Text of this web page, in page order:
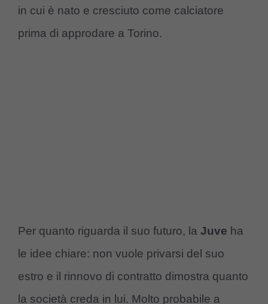
in cui è nato e cresciuto come calciatore
prima di approdare a Torino.
Per quanto riguarda il suo futuro, la Juve ha
le idee chiare: non vuole privarsi del suo
estro e il rinnovo di contratto dimostra quanto
la società creda in lui. Molto probabile a